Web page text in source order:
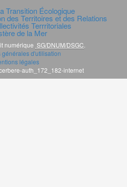
Transition Écologique
des Territoires et des Relations
Terrritoriales
de la Mer
numérique SG/DNUM/DSGC.
d'utilisation
légales
auth_172_182-internet